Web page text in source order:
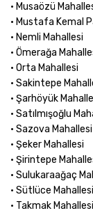
• Musaözü
• Mustafa Kemal
• Nemli Mahallesi
• Ömerağa
• Orta Mahallesi
• Sakintepe
• Şarhöyük
• Satılmışoğlu
• Sazova Mahallesi
• Şeker Mahallesi
• Şirintepe
• Sulukaraağaç
• Sütlüce Mahallesi
• Takmak Mahallesi